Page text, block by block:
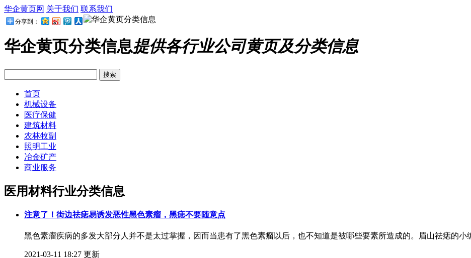
华企黄页网 关于我们 联系我们
分享到：
华企黄页分类信息提供各行业公司黄页及分类信息
首页
机械设备
医疗保健
建筑材料
农林牧副
照明工业
冶金矿产
商业服务
医用材料行业分类信息
注意了！街边祛痣易诱发恶性黑色素瘤，黑痣不要随意点
黑色素瘤疾病的多发大部分人并不是太过掌握，因而当患有了黑色素瘤以后，也不知道是被哪些要素所造成的。眉山祛痣的小
2021-03-11 18:27 更新